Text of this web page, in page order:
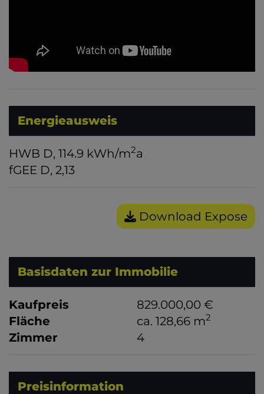
Energieausweis
HWB D, 114.9 kWh/m2a
fGEE D, 2,13
Download Expose
Basisdaten zur Immobilie
Kaufpreis
829.000,00 €
Fläche
ca. 128,66 m2
Zimmer 4
Preisinformation